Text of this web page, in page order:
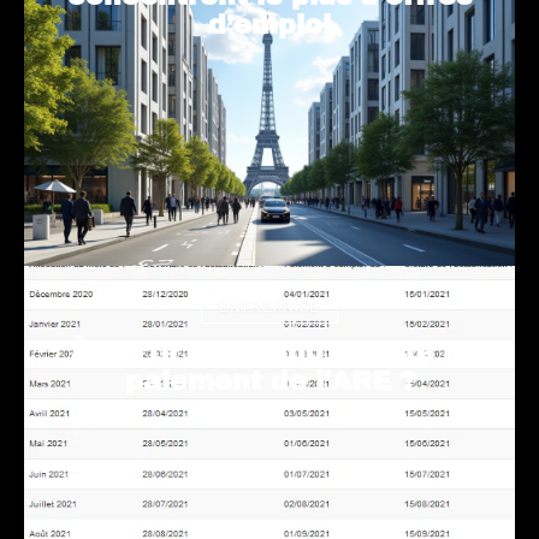
d’emploi
À partir de quand débute le
paiement de l’ARE ?